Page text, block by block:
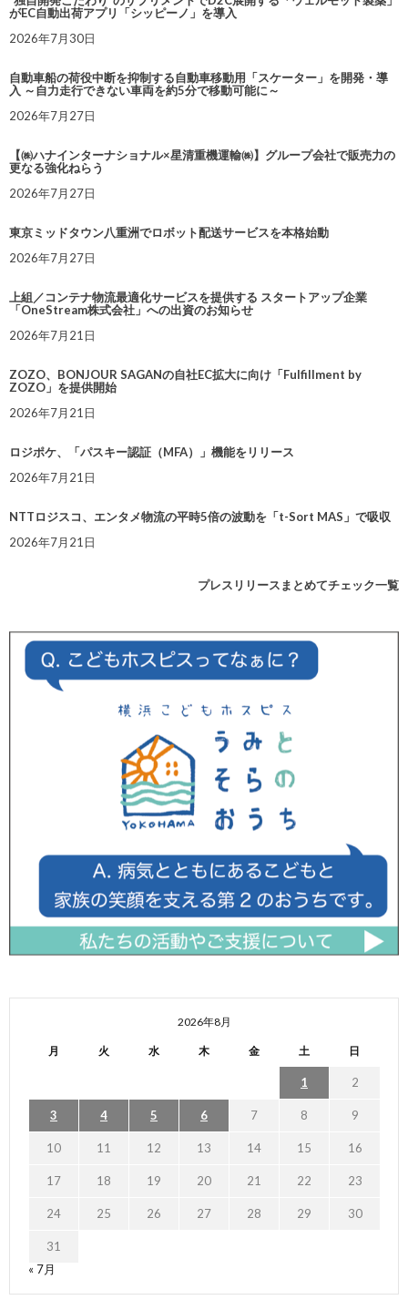
がEC自動出荷アプリ「シッピーノ」を導入
2026年7月30日
自動車船の荷役中断を抑制する自動車移動用「スケーター」を開発・導
入 ～自力走行できない車両を約5分で移動可能に～
2026年7月27日
【㈱ハナインターナショナル×星清重機運輸㈱】グループ会社で販売力の
更なる強化ねらう
2026年7月27日
東京ミッドタウン八重洲でロボット配送サービスを本格始動
2026年7月27日
上組／コンテナ物流最適化サービスを提供する スタートアップ企業
「OneStream株式会社」への出資のお知らせ
2026年7月21日
ZOZO、BONJOUR SAGANの自社EC拡大に向け「Fulfillment by
ZOZO」を提供開始
2026年7月21日
ロジポケ、「パスキー認証（MFA）」機能をリリース
2026年7月21日
NTTロジスコ、エンタメ物流の平時5倍の波動を「t-Sort MAS」で吸収
2026年7月21日
プレスリリースまとめてチェック一覧
2026年8月
月 火 水 木 金 土 日
1 2
3 4 5 6 7 8 9
10 11 12 13 14 15 16
17 18 19 20 21 22 23
24 25 26 27 28 29 30
31
« 7月